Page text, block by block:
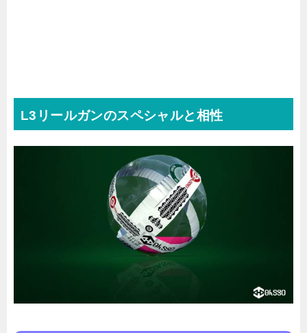
L3リールガンのスペシャルと相性